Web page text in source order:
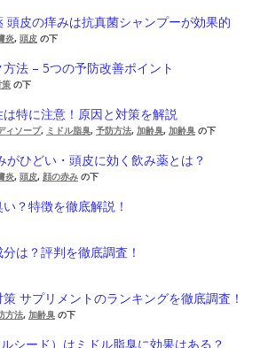
頭皮の痒みは抗真菌シャンプーが効果的
炎, 頭皮 の下
法 – 5つの予防改善ポイント
の下
特に注意！原因と対策を解説
ィソープ, ミドル脂臭, 予防方法, 加齢臭, 加齢臭 の下
がひどい・頭皮に効く飲み薬とは？
炎, 頭皮, 顔の赤み の下
？特徴を徹底解説！
は？評判を徹底調査！
サプリメントのランキングを徹底調査！
方法, 加齢臭 の下
シード）はミドル脂臭に効果はある？